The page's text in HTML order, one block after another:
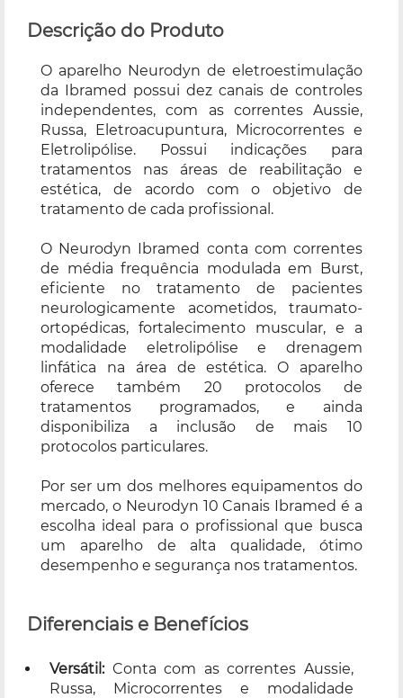
Descrição do Produto
O aparelho Neurodyn de eletroestimulação
da Ibramed possui dez canais de controles
independentes, com as correntes Aussie,
Russa, Eletroacupuntura, Microcorrentes e
Eletrolipólise. Possui indicações para
tratamentos nas áreas de reabilitação e
estética, de acordo com o objetivo de
tratamento de cada profissional.
O Neurodyn Ibramed conta com correntes
de média frequência modulada em Burst,
eficiente no tratamento de pacientes
neurologicamente acometidos, traumato-
ortopédicas, fortalecimento muscular, e a
modalidade eletrolipólise e drenagem
linfática na área de estética. O aparelho
oferece também 20 protocolos de
tratamentos programados, e ainda
disponibiliza a inclusão de mais 10
protocolos particulares.
Por ser um dos melhores equipamentos do
mercado, o Neurodyn 10 Canais Ibramed é a
escolha ideal para o profissional que busca
um aparelho de alta qualidade, ótimo
desempenho e segurança nos tratamentos.
Diferenciais e Benefícios
Versátil:Conta com as correntes Aussie,
Russa, Microcorrentes e modalidade